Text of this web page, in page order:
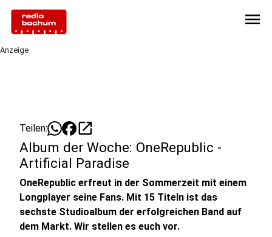
menu
Anzeige
Teilen: open_in_new
Album der Woche: OneRepublic -
Artificial Paradise
OneRepublic erfreut in der Sommerzeit mit einem
Longplayer seine Fans. Mit 15 Titeln ist das
sechste Studioalbum der erfolgreichen Band auf
dem Markt. Wir stellen es euch vor.